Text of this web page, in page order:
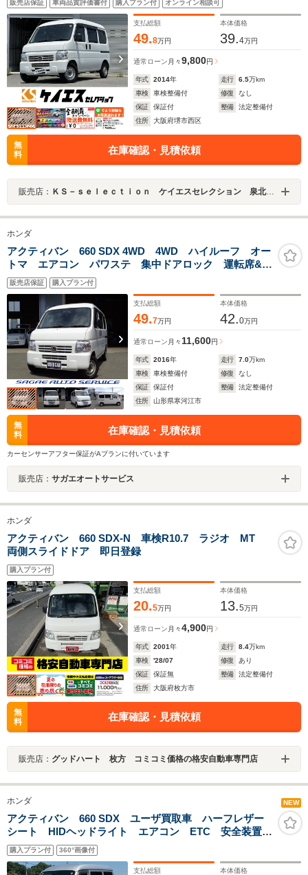
販売店保証 車両品質評価書付 購入プラン付 オンライン相談可
支払総額
49.8万円
本体価格
39.4万円
通常ローン 月々9,800円
年式 2014年 走行 6.5万km
車検
車検整備付 修復
なし
保証
保証付 整備
法定整備付
住所
大阪府堺市西区
無
料
在庫確認・見積依頼
販売店： ＫＳ－ｓｅｌｅｃｔｉｏｎ ケイエスセレクション 泉北店 軽バン専門店
ホンダ
アクティバン 660 SDX 4WD 4WD ハイルーフ オー
トマ エアコン パワステ 集中ドアロック 運転席&助
手席エアバッグ
販売店保証 購入プラン付
支払総額
49.7万円
本体価格
42.0万円
通常ローン 月々11,600円
年式 2016年 走行 7.0万km
車検
車検整備付 修復
なし
保証
保証付 整備
法定整備付
住所
山形県寒河江市
無
料
在庫確認・見積依頼
カーセンサーアフター保証がAプランに付いています
販売店： サガエオートサービス
ホンダ
アクティバン 660 SDX-N 車検R10.7 ラジオ MT
両側スライドドア 即日登録
購入プラン付
支払総額
20.5万円
本体価格
13.5万円
通常ローン 月々4,900円
年式 2001年 走行 8.4万km
車検
'28/07 修復
あり
保証
保証無 整備
法定整備付
住所
大阪府枚方市
無
料
在庫確認・見積依頼
販売店： グッドハート 枚方 コミコミ価格の格安自動車専門店
ホンダ NEW
アクティバン 660 SDX ユーザ買取車 ハーフレザー
シート HIDヘッドライト エアコン ETC 安全装置
パワーステアリング パワーウインドウ AMFMラジオ
購入プラン付 360°画像付
支払総額 本体価格